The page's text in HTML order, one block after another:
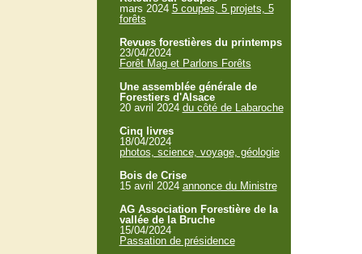
mars 2024 5 coupes, 5 projets, 5
forêts
Revues forestières du printemps
23/04/2024
Forêt Mag et Parlons Forêts
Une assemblée générale de
Forestiers d'Alsace
20 avril 2024 du côté de Labaroche
Cinq livres
18/04/2024
photos, science, voyage, géologie
Bois de Crise
15 avril 2024 annonce du Ministre
AG Association Forestière de la
vallée de la Bruche
15/04/2024
Passation de présidence